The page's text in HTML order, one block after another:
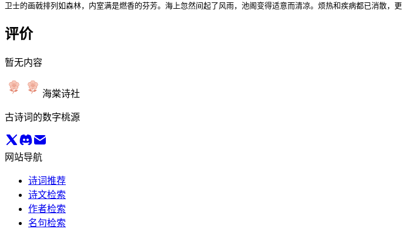
卫士的画戟排列如森林，内室满是燃香的芬芳。海上忽然间起了风雨，池阁变得适意而清凉。烦热和疾病都已消散
评价
暂无内容
海棠诗社
古诗词的数字桃源
网站导航
诗词推荐
诗文检索
作者检索
名句检索